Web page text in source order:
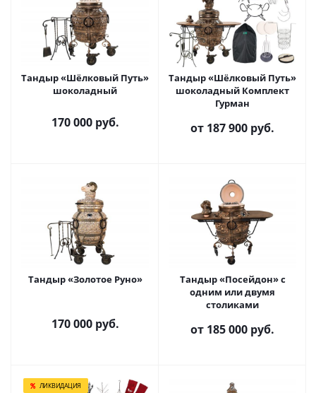
Тандыр «Шёлковый Путь»
шоколадный
170 000руб.
Тандыр «Шёлковый Путь»
шоколадный Комплект
Гурман
от 187 900 руб.
Тандыр «Золотое Руно»
170 000руб.
Тандыр «Посейдон» с
одним или двумя
столиками
от 185 000 руб.
ЛИКВИДАЦИЯ